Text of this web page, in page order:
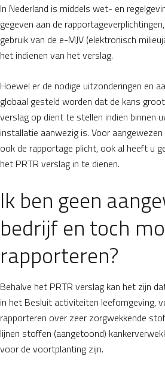
In Nederland is middels wet- en
gegeven aan de
gebruik van de e-MJV (elektronisch
het indienen van het verslag.
Hoewel er de nodige uitzonderingen en
globaal gesteld worden dat de kans
verslag op dient te stellen indien binnen
installatie aanwezig is. Voor
ook de rapportage plicht, ook al heeft u
het PRTR verslag in te dienen.
Ik ben geen
bedrijf en toch
rapporteren?
Behalve het PRTR verslag kan het zijn
in het Besluit activiteiten leefomgeving,
rapporteren over zeer zorgwekkende
lijnen stoffen (aangetoond)
voor de voortplanting zijn.